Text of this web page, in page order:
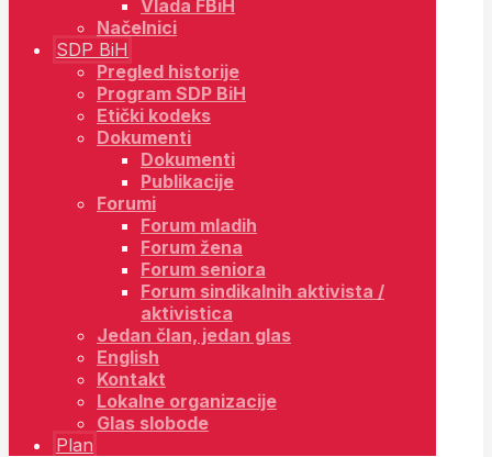
Vlada FBiH
Načelnici
SDP BiH
Pregled historije
Program SDP BiH
Etički kodeks
Dokumenti
Dokumenti
Publikacije
Forumi
Forum mladih
Forum žena
Forum seniora
Forum sindikalnih aktivista /
aktivistica
Jedan član, jedan glas
English
Kontakt
Lokalne organizacije
Glas slobode
Plan